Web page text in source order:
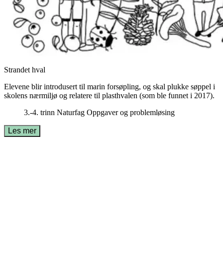
Strandet hval
Elevene blir introdusert til marin forsøpling, og skal plukke søppel i
skolens nærmiljø og relatere til plasthvalen (som ble funnet i 2017).
3.-4. trinn Naturfag Oppgaver og problemløsing
Les mer